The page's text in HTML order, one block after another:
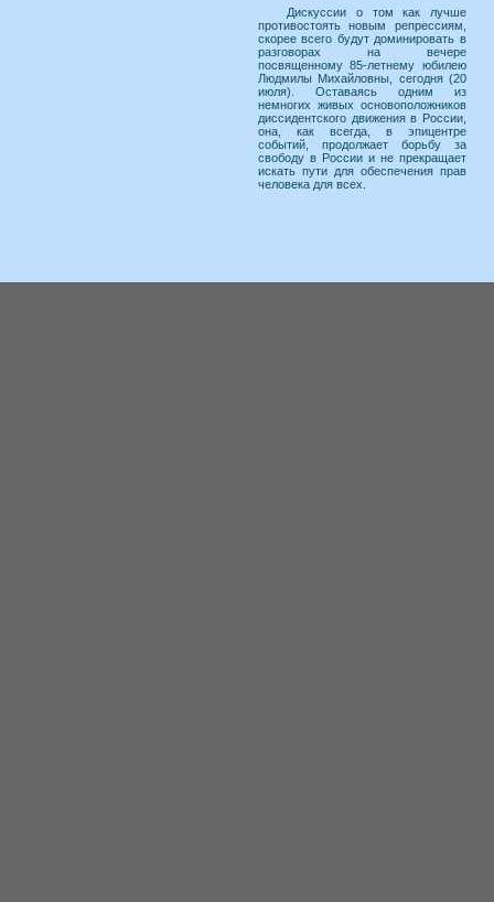
Дискуссии о том как лучше
противостоять новым репрессиям,
скорее всего будут доминировать в
разговорах на вечере
посвященному 85-летнему юбилею
Людмилы Михайловны, сегодня (20
июля). Оставаясь одним из
немногих живых основоположников
диссидентского движения в России,
она, как всегда, в эпицентре
событий, продолжает борьбу за
свободу в России и не прекращает
искать пути для обеспечения прав
человека для всех.